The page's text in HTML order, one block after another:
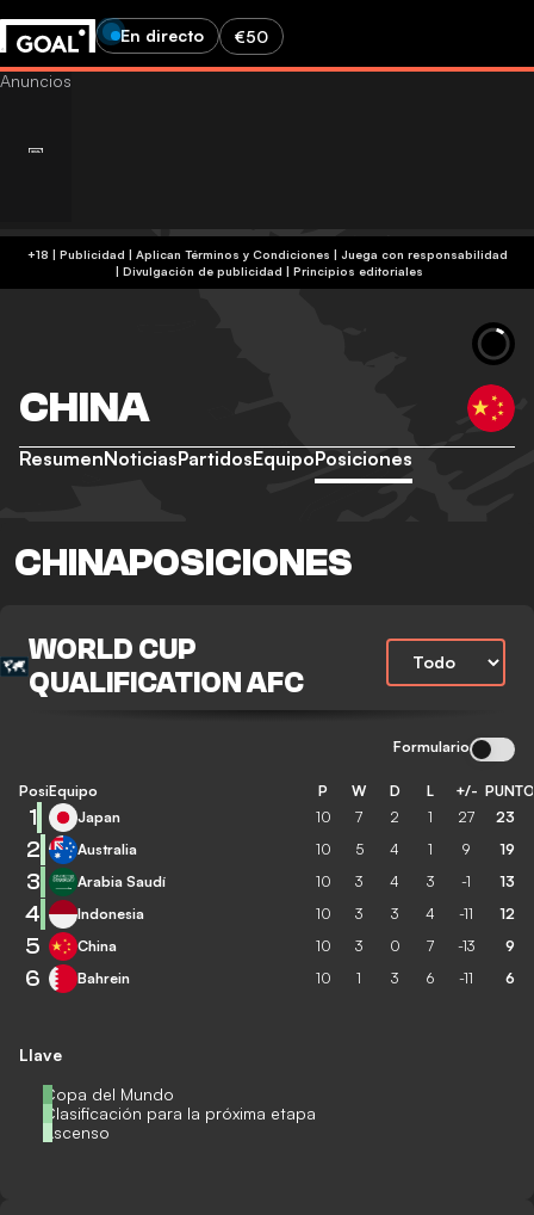
En directo €50
+18 | Publicidad | Aplican Términos y Condiciones | Juega con responsabilidad
| Divulgación de publicidad | Principios editoriales
CHINA
ResumenNoticiasPartidosEquipoPosiciones
CHINAPOSICIONES
WORLD CUP
QUALIFICATION AFC
Formulario
Llave
Copa del Mundo
Clasificación para la próxima etapa
Ascenso
Posición
Equipo P W D L +/-
1 Japan 10 7 2 1 27 23
2 Australia 10 5 4 1 9 19
3 Arabia Saudí 10 3 4 3 -1 13
4 Indonesia 10 3 3 4 -11 12
5 China 10 3 0 7 -13 9
6 Bahrein 10 1 3 6 -11 6